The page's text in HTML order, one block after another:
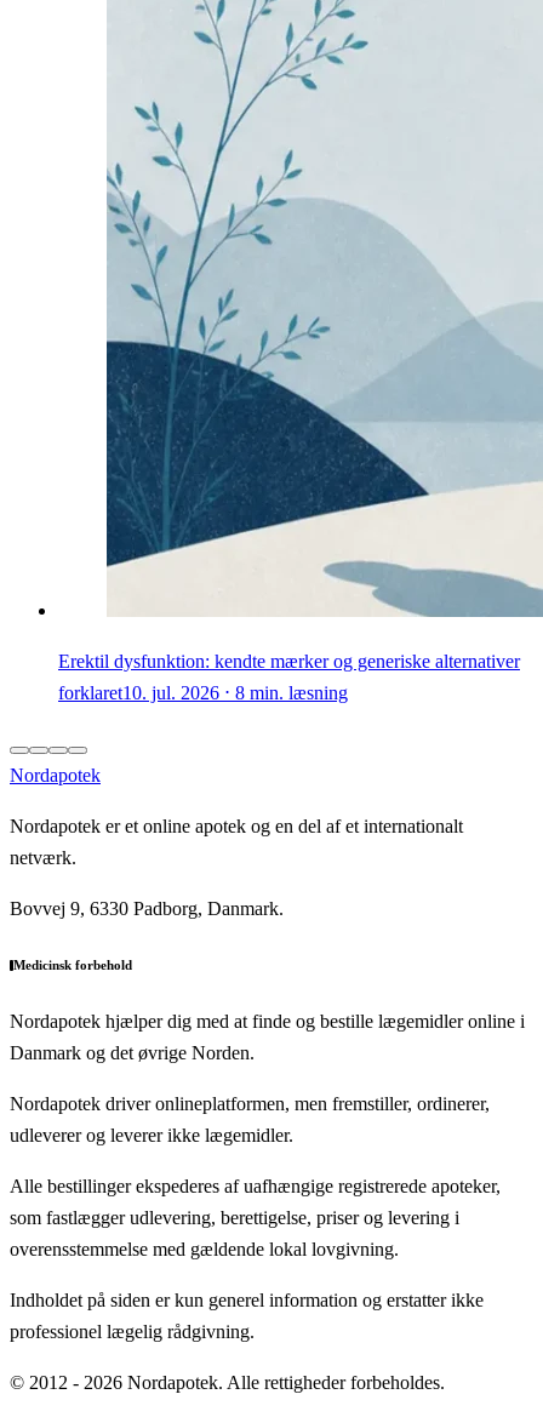
Erektil dysfunktion: kendte mærker og generiske alternativer
forklaret10. jul. 2026 ⋅ 8 min. læsning
Nordapotek
Nordapotek er et online apotek og en del af et internationalt
netværk.
Bovvej 9, 6330 Padborg, Danmark.
Medicinsk forbehold
Nordapotek hjælper dig med at finde og bestille lægemidler online i
Danmark og det øvrige Norden.
Nordapotek driver onlineplatformen, men fremstiller, ordinerer,
udleverer og leverer ikke lægemidler.
Alle bestillinger ekspederes af uafhængige registrerede apoteker,
som fastlægger udlevering, berettigelse, priser og levering i
overensstemmelse med gældende lokal lovgivning.
Indholdet på siden er kun generel information og erstatter ikke
professionel lægelig rådgivning.
© 2012 - 2026 Nordapotek. Alle rettigheder forbeholdes.